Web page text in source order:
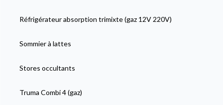
Réfrigérateur absorption trimixte (gaz 12V 220V)
Sommier à lattes
Stores occultants
Truma Combi 4 (gaz)